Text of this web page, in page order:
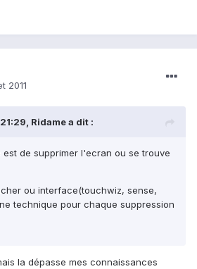
2011
Ridame a dit :
est de supprimer l'ecran ou se trouve
ou interface(touchwiz, sense,
technique pour chaque suppression
la dépasse mes connaissances